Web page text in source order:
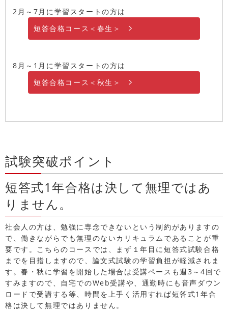
2月～7月に学習スタートの方は
短答合格コース＜春生＞
8月～1月に学習スタートの方は
短答合格コース＜秋生＞
試験突破ポイント
短答式1年合格は決して無理ではあ
りません。
社会人の方は、勉強に専念できないという制約がありますの
で、働きながらでも無理のないカリキュラムであることが重
要です。こちらのコースでは、まず１年目に短答式試験合格
までを目指しますので、論文式試験の学習負担が軽減されま
す。春・秋に学習を開始した場合は受講ペースも週3～4回で
すみますので、自宅でのWeb受講や、通勤時にも音声ダウン
ロードで受講する等、時間を上手く活用すれば短答式1年合
格は決して無理ではありません。